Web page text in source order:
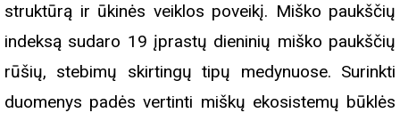
struktūrą ir ūkinės veiklos poveikį. Miško paukščių
indeksą sudaro 19 įprastų dieninių miško paukščių
rūšių, stebimų skirtingų tipų medynuose. Surinkti
duomenys padės vertinti miškų ekosistemų būklės